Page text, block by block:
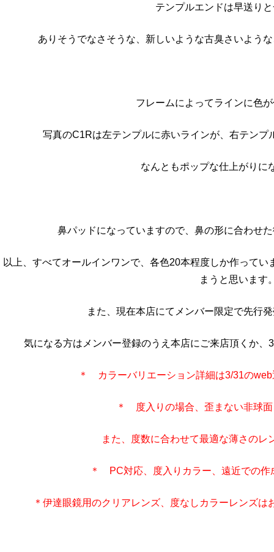
テンプルエンドは早送り
ありそうでなさそうな、新しいような古臭さいよう
フレームによってラインに色
写真のC1Rは左テンプルに赤いラインが、右テンプ
なんともポップな仕上がりに
鼻パッドになっていますので、鼻の形に合わせ
以上、すべてオールインワンで、各色20本程度しか作って
まうと思います
また、現在本店にてメンバー限定で先行
気になる方はメンバー登録のうえ本店にご来店頂くか
＊ カラーバリエーション詳細は3/31の
＊ 度入りの場合、歪まない非球
また、度数に合わせて最適な薄さのレ
＊ PC対応、度入りカラー、遠近での作
＊伊達眼鏡用のクリアレンズ、度なしカラーレンズ